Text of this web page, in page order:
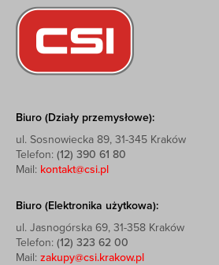
Biuro (Działy przemysłowe):
ul. Sosnowiecka 89, 31-345 Kraków
Telefon: (12) 390 61 80
Mail: kontakt@csi.pl
Biuro (Elektronika użytkowa):
ul. Jasnogórska 69, 31-358 Kraków
Telefon: (12) 323 62 00
Mail: zakupy@csi.krakow.pl